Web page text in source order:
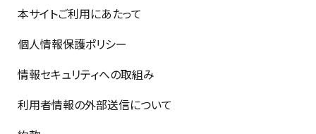
本サイトご利用にあたって
個人情報保護ポリシー
情報セキュリティへの取組み
利用者情報の外部送信について